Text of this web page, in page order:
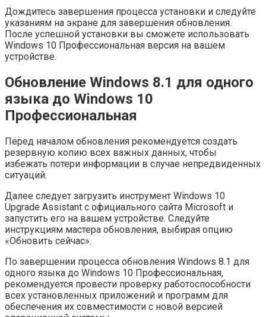
Дождитесь завершения процесса установки и следуйте
указаниям на экране для завершения обновления.
После успешной установки вы сможете использовать
Windows 10 Профессиональная версия на вашем
устройстве.
Обновление Windows 8.1 для одного
языка до Windows 10
Профессиональная
Перед началом обновления рекомендуется создать
резервную копию всех важных данных, чтобы
избежать потери информации в случае непредвиденных
ситуаций.
Далее следует загрузить инструмент Windows 10
Upgrade Assistant с официального сайта Microsoft и
запустить его на вашем устройстве. Следуйте
инструкциям мастера обновления, выбирая опцию
«Обновить сейчас».
По завершении процесса обновления Windows 8.1 для
одного языка до Windows 10 Профессиональная,
рекомендуется провести проверку работоспособности
всех установленных приложений и программ для
обеспечения их совместимости с новой версией